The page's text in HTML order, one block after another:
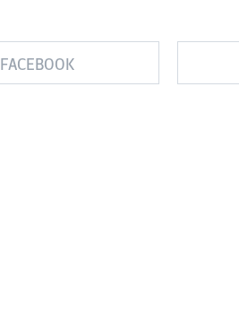
FACEBOOK